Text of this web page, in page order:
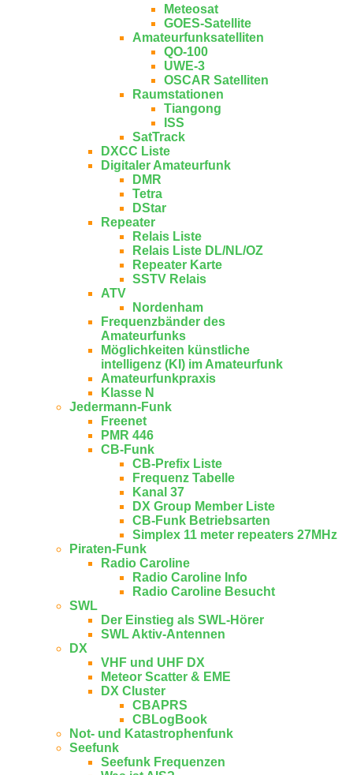
Meteosat
GOES-Satellite
Amateurfunksatelliten
QO-100
UWE-3
OSCAR Satelliten
Raumstationen
Tiangong
ISS
SatTrack
DXCC Liste
Digitaler Amateurfunk
DMR
Tetra
DStar
Repeater
Relais Liste
Relais Liste DL/NL/OZ
Repeater Karte
SSTV Relais
ATV
Nordenham
Frequenzbänder des
Amateurfunks
Möglichkeiten künstliche
intelligenz (KI) im Amateurfunk
Amateurfunkpraxis
Klasse N
Jedermann-Funk
Freenet
PMR 446
CB-Funk
CB-Prefix Liste
Frequenz Tabelle
Kanal 37
DX Group Member Liste
CB-Funk Betriebsarten
Simplex 11 meter repeaters 27MHz
Piraten-Funk
Radio Caroline
Radio Caroline Info
Radio Caroline Besucht
SWL
Der Einstieg als SWL-Hörer
SWL Aktiv-Antennen
DX
VHF und UHF DX
Meteor Scatter & EME
DX Cluster
CBAPRS
CBLogBook
Not- und Katastrophenfunk
Seefunk
Seefunk Frequenzen